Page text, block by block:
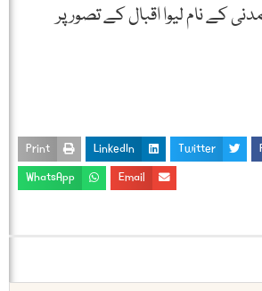
مدنی کے نام لیوا اقبال کے تصور پر
Twitter
LinkedIn
Print
Email
WhatsApp